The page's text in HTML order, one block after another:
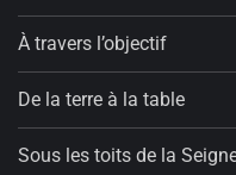
À travers l’objectif
De la terre à la table
Sous les toits de la